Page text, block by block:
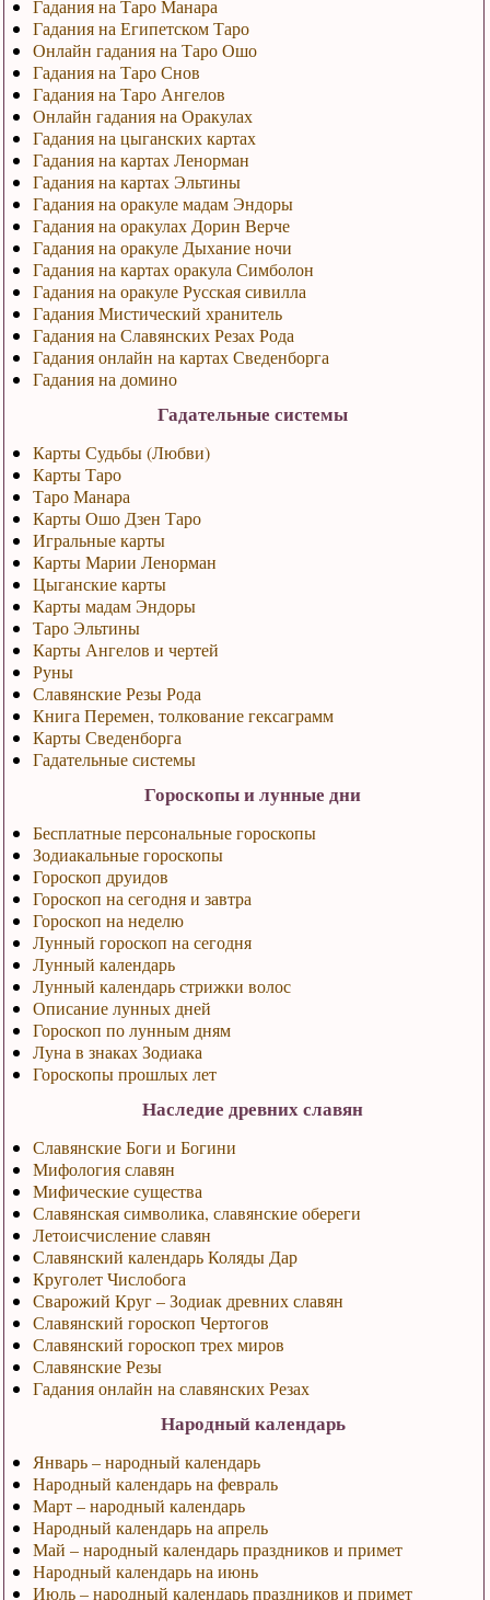
Гадания на Таро Манара
Гадания на Египетском Таро
Онлайн гадания на Таро Ошо
Гадания на Таро Снов
Гадания на Таро Ангелов
Онлайн гадания на Оракулах
Гадания на цыганских картах
Гадания на картах Ленорман
Гадания на картах Эльтины
Гадания на оракуле мадам Эндоры
Гадания на оракулах Дорин Верче
Гадания на оракуле Дыхание ночи
Гадания на картах оракула Симболон
Гадания на оракуле Русская сивилла
Гадания Мистический хранитель
Гадания на Славянских Резах Рода
Гадания онлайн на картах Сведенборга
Гадания на домино
Гадательные системы
Карты Судьбы (Любви)
Карты Таро
Таро Манара
Карты Ошо Дзен Таро
Игральные карты
Карты Марии Ленорман
Цыганские карты
Карты мадам Эндоры
Таро Эльтины
Карты Ангелов и чертей
Руны
Славянские Резы Рода
Книга Перемен, толкование гексаграмм
Карты Сведенборга
Гадательные системы
Гороскопы и лунные дни
Бесплатные персональные гороскопы
Зодиакальные гороскопы
Гороскоп друидов
Гороскоп на сегодня и завтра
Гороскоп на неделю
Лунный гороскоп на сегодня
Лунный календарь
Лунный календарь стрижки волос
Описание лунных дней
Гороскоп по лунным дням
Луна в знаках Зодиака
Гороскопы прошлых лет
Наследие древних славян
Славянские Боги и Богини
Мифология славян
Мифические существа
Славянская символика, славянские обереги
Летоисчисление славян
Славянский календарь Коляды Дар
Круголет Числобога
Сварожий Круг – Зодиак древних славян
Славянский гороскоп Чертогов
Славянский гороскоп трех миров
Славянские Резы
Гадания онлайн на славянских Резах
Народный календарь
Январь – народный календарь
Народный календарь на февраль
Март – народный календарь
Народный календарь на апрель
Май – народный календарь праздников и примет
Народный календарь на июнь
Июль – народный календарь праздников и примет